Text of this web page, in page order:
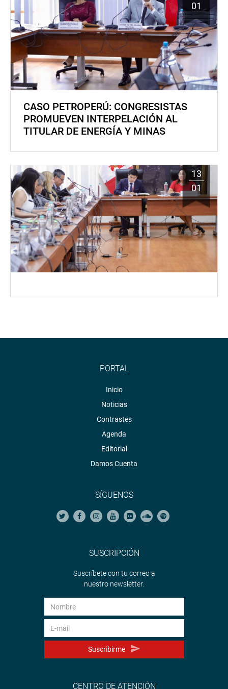
01
CASO PETROPERÚ: CONGRESISTAS
PROMUEVEN INTERPELACIÓN AL
TITULAR DE ENERGÍA Y MINAS
13
01
PORTAL
Inicio
Noticias
Contrastes
Agenda
Editorial
Damos Cuenta
SÍGUENOS
SUSCRIPCIÓN
Suscríbete con tu correo a
nuestro newsletter.
Suscribirme
CENTRO DE ATENCIÓN